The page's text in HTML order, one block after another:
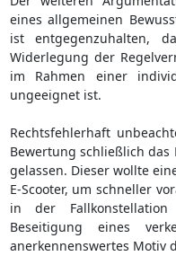
eines allgemeinen
ist entgegenzuhalten,
Widerlegung der
im Rahmen einer
ungeeignet ist.
Rechtsfehlerhaft
Bewertung schließlich
gelassen. Dieser wollte
E-Scooter, um schneller
in der
Beseitigung eines
anerkennenswertes Motiv